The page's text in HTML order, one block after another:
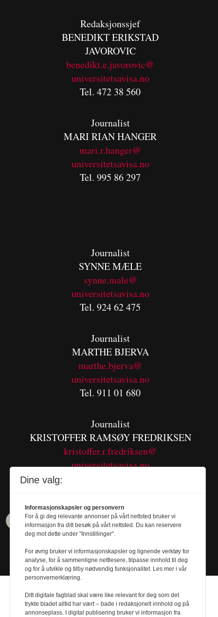
Redaksjonssjef
BENEDIKTERIKSTAD
JAVOROVIC
benedikt.e.javorovic@
universitetsavisa.no
Tel. 472 38 560
Journalist
MARI RIAN HANGER
mari.r.hanger@
universitetsavisa.no
Tel. 995 86 297
Journalist
SYNNE MÆLE
synne.male@
universitetsavisa.no
Tel. 924 62 475
Journalist
MARTHE BJERVA
marthe.bjerva@
universitetsavisa.no
Tel. 911 01 680
Journalist
KRISTOFFER RAMSØY FREDRIKSEN
kristoffer.r.fredriksen@
universitetsavisa.no
Dine valg:
Informasjonskapsler og personvern
For å gi deg relevante annonser på vårt nettsted bruker vi
informasjon fra ditt besøk på vårt nettsted. Du kan reservere
deg mot dette under "Innstillinger".
For øvrig bruker vi informasjonskapsler og lignende verktøy for
analyse, for å sammenligne nettlesere, tilpasse innhold til deg
og for å utvikle og tilby nødvendig funksjonalitet. Les mer i vår
personvernerklæring.
Ditt digitale fagblad skal være like relevant for deg som det
trykte bladet alltid har vært – bade i redaksjonelt innhold og på
annonseplass. I digital publisering bruker vi informasjon fra